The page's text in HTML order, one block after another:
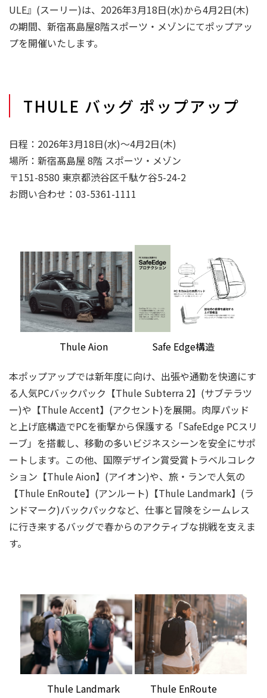
ULE』(スーリー)は、2026年3月18日(水)から4月2日(木)
の期間、新宿髙島屋8階スポーツ・メゾンにてポップアッ
プを開催いたします。
THULE バッグ ポップアップ
日程：2026年3月18日(水)〜4月2日(木)
場所：新宿髙島屋 8階 スポーツ・メゾン
〒151-8580 東京都渋谷区千駄ケ谷5-24-2
お問い合わせ：03-5361-1111
Thule Aion Safe Edge構造
本ポップアップでは新年度に向け、出張や通勤を快適にす
る人気PCバックパック【Thule Subterra 2】(サブテラツ
ー)や【Thule Accent】(アクセント)を展開。肉厚パッド
と上げ底構造でPCを衝撃から保護する「SafeEdge PCスリ
ーブ」を搭載し、移動の多いビジネスシーンを安全にサポ
ートします。この他、国際デザイン賞受賞トラベルコレク
ション【Thule Aion】(アイオン)や、旅・ランで人気の
【Thule EnRoute】(アンルート)【Thule Landmark】(ラ
ンドマーク)バックパックなど、仕事と冒険をシームレス
に行き来するバッグで春からのアクティブな挑戦を支えま
す。
Thule Landmark Thule EnRoute